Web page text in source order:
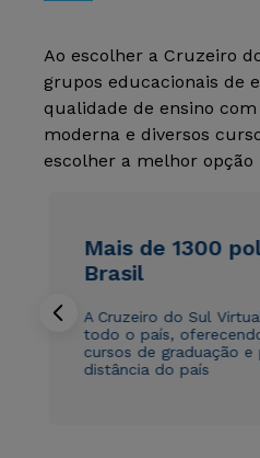
Ao escolher a Cruzeiro
grupos educacionais de
qualidade de ensino
moderna e diversos
escolher a melhor
Mais de 1300
Brasil
A Cruzeiro do Sul
todo o país,
cursos de graduação e
distância do país